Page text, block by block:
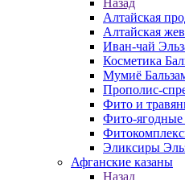
Назад
Алтайская
Алтайская
Иван-чай
Косметика
Мумиё
Прополис-
Фито и
Фито-
Эликсиры
Афганские казаны
Назад